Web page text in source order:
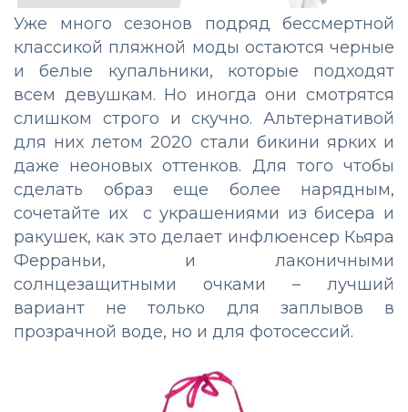
Уже много сезонов подряд бессмертной
классикой пляжной моды остаются черные
и белые купальники, которые подходят
всем девушкам. Но иногда они смотрятся
слишком строго и скучно. Альтернативой
для них летом 2020 стали бикини ярких и
даже неоновых оттенков. Для того чтобы
сделать образ еще более нарядным,
сочетайте их с украшениями из бисера и
ракушек, как это делает инфлюенсер Кьяра
Ферраньи, и лаконичными
солнцезащитными очками – лучший
вариант не только для заплывов в
прозрачной воде, но и для фотосессий.